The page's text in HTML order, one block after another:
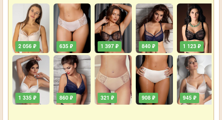
2 056 ₽
1 335 ₽
635 ₽
860 ₽
1 397 ₽
321 ₽
840 ₽
908 ₽
1 123 ₽
945 ₽